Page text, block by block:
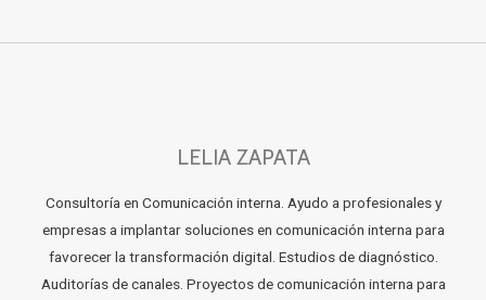
LELIA ZAPATA
Consultoría en Comunicación interna. Ayudo a profesionales y
empresas a implantar soluciones en comunicación interna para
favorecer la transformación digital. Estudios de diagnóstico.
Auditorías de canales. Proyectos de comunicación interna para